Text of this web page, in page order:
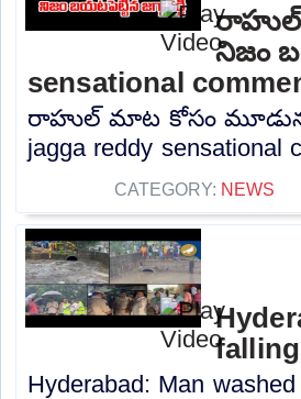
రాహుల్
నిజం
sensational
రాహుల్ మాట కోసం
jagga reddy sensational
CATEGORY: NEWS
Hyderabad: Man